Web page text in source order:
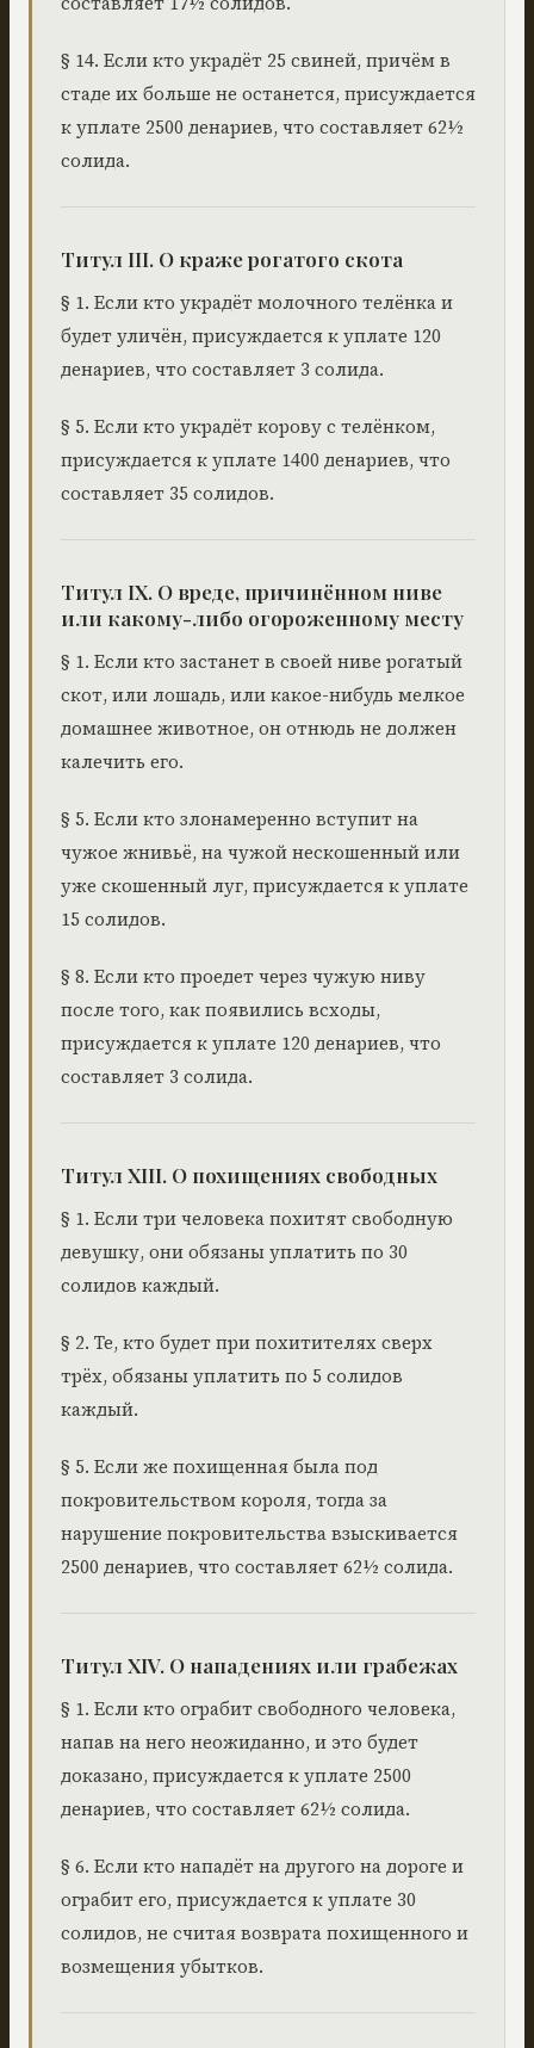
§ 14. Если кто украдёт 25 свиней, причём в
стаде их больше не останется, присуждается
к уплате 2500 денариев, что составляет 62½
солида.
Титул III. О краже рогатого скота
§ 1. Если кто украдёт молочного телёнка и
будет уличён, присуждается к уплате 120
денариев, что составляет 3 солида.
§ 5. Если кто украдёт корову с телёнком,
присуждается к уплате 1400 денариев, что
составляет 35 солидов.
Титул IX. О вреде, причинённом ниве
или какому-либо огороженному месту
§ 1. Если кто застанет в своей ниве рогатый
скот, или лошадь, или какое-нибудь мелкое
домашнее животное, он отнюдь не должен
калечить его.
§ 5. Если кто злонамеренно вступит на
чужое жнивьё, на чужой нескошенный или
уже скошенный луг, присуждается к уплате
15 солидов.
§ 8. Если кто проедет через чужую ниву
после того, как появились всходы,
присуждается к уплате 120 денариев, что
составляет 3 солида.
Титул XIII. О похищениях свободных
§ 1. Если три человека похитят свободную
девушку, они обязаны уплатить по 30
солидов каждый.
§ 2. Те, кто будет при похитителях сверх
трёх, обязаны уплатить по 5 солидов
каждый.
§ 5. Если же похищенная была под
покровительством короля, тогда за
нарушение покровительства взыскивается
2500 денариев, что составляет 62½ солида.
Титул XIV. О нападениях или грабежах
§ 1. Если кто ограбит свободного человека,
напав на него неожиданно, и это будет
доказано, присуждается к уплате 2500
денариев, что составляет 62½ солида.
§ 6. Если кто нападёт на другого на дороге и
ограбит его, присуждается к уплате 30
солидов, не считая возврата похищенного и
возмещения убытков.